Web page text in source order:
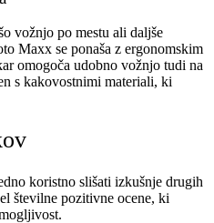
vožnjo po mestu ali daljše
Maxx se ponaša z ergonomskim
omogoča udobno vožnjo tudi na
s kakovostnimi materiali, ki
koristno slišati izkušnje drugih
številne pozitivne ocene, ki